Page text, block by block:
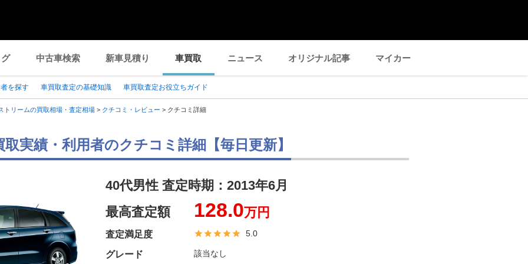
中古車検索 新車見積り 車買取 ニュース オリジナル記事 マイカー
を探す 車買取査定の基礎知識 車買取査定お役立ちガイド
トリームの買取相場・査定相場 > クチコミ・レビュー > クチコミ詳細
実績・利用者のクチコミ詳細【毎日更新】
40代男性 査定時期： 2013年6月
最高査定額
128.0万円
査定満足度 5.0
グレード 該当なし